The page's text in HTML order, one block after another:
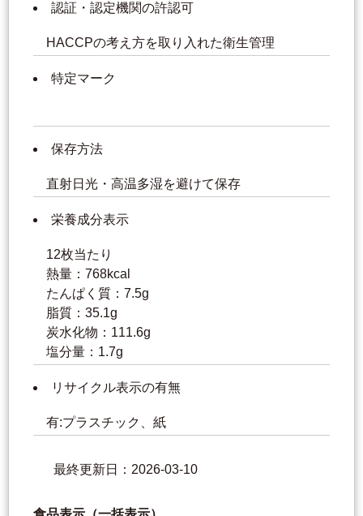
認証・認定機関の許認可
HACCPの考え方を取り入れた衛生管理
特定マーク
保存方法
直射日光・高温多湿を避けて保存
栄養成分表示
12枚当たり
熱量：768kcal
たんぱく質：7.5g
脂質：35.1g
炭水化物：111.6g
塩分量：1.7g
リサイクル表示の有無
有:プラスチック、紙
最終更新日：2026-03-10